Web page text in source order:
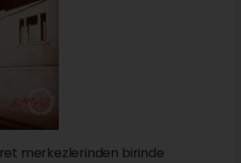
merkezlerinden birinde